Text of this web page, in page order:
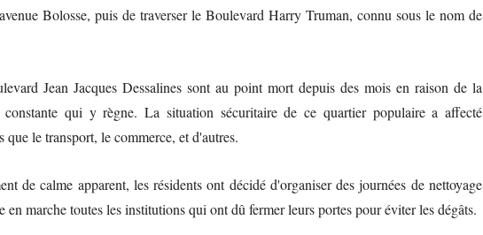
Bolosse, puis de traverser le Boulevard Harry Truman, connu sous le nom de
Jean Jacques Dessalines sont au point mort depuis des mois en raison de la
qui y règne. La situation sécuritaire de ce quartier populaire a affecté
que le transport, le commerce, et d'autres.
de calme apparent, les résidents ont décidé d'organiser des journées de nettoyage
en marche toutes les institutions qui ont dû fermer leurs portes pour éviter les dégâts.